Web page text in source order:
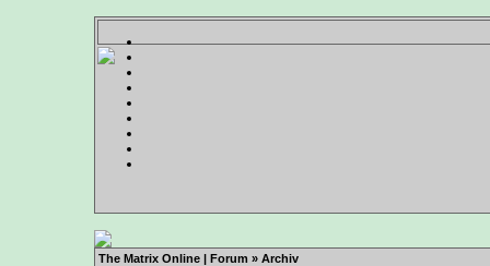
The Matrix Online | Forum » Archiv